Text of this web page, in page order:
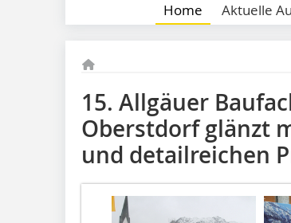
Home Aktuelle
15. Allgäuer
Oberstdorf glänzt
und detailreichen